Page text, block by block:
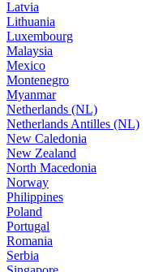
Latvia
Lithuania
Luxembourg
Malaysia
Mexico
Montenegro
Myanmar
Netherlands (NL)
Netherlands Antilles (NL)
New Caledonia
New Zealand
North Macedonia
Norway
Philippines
Poland
Portugal
Romania
Serbia